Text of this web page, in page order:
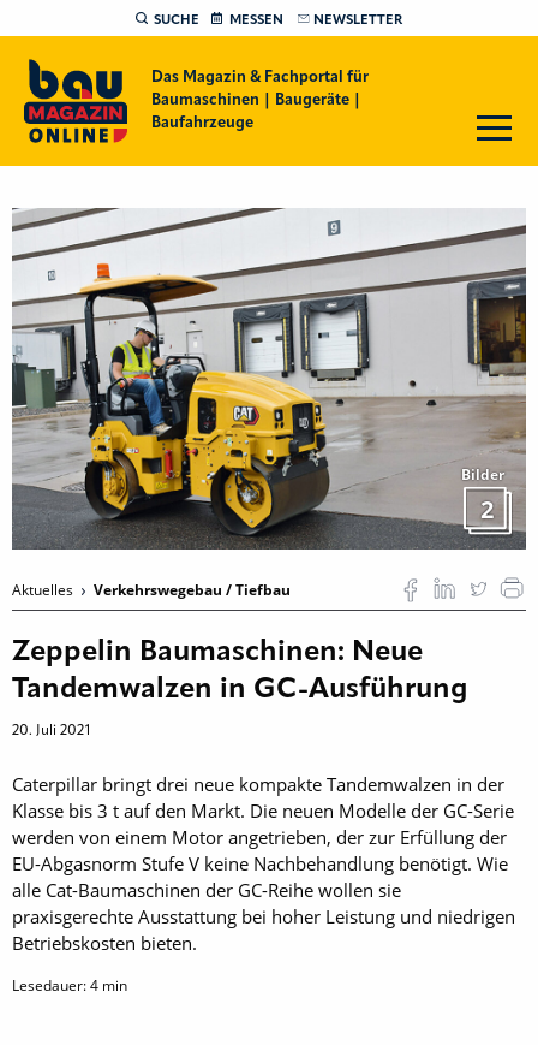
SUCHE MESSEN NEWSLETTER
Das Magazin & Fachportal für
Baumaschinen | Baugeräte |
Baufahrzeuge
Bilder
2
Aktuelles Verkehrswegebau / Tiefbau
Zeppelin Baumaschinen: Neue
Tandemwalzen in GC-Ausführung
20. Juli 2021
Caterpillar bringt drei neue kompakte Tandemwalzen in der
Klasse bis 3 t auf den Markt. Die neuen Modelle der GC-Serie
werden von einem Motor angetrieben, der zur Erfüllung der
EU-Abgasnorm Stufe V keine Nachbehandlung benötigt. Wie
alle Cat-Baumaschinen der GC-Reihe wollen sie
praxisgerechte Ausstattung bei hoher Leistung und niedrigen
Betriebskosten bieten.
Lesedauer:4 min